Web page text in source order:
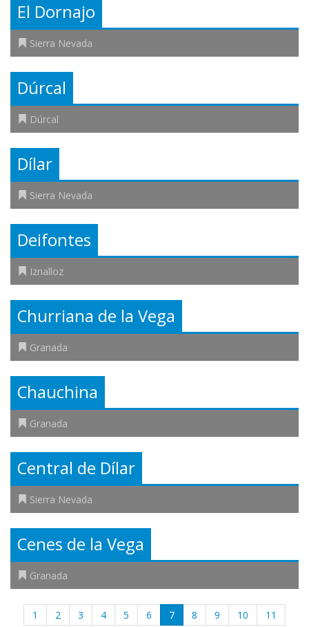
El Dornajo
Sierra Nevada
Dúrcal
Dúrcal
Dílar
Sierra Nevada
Deifontes
Iznalloz
Churriana de la Vega
Granada
Chauchina
Granada
Central de Dílar
Sierra Nevada
Cenes de la Vega
Granada
1 2 3 4 5 6 7 8 9 10 11